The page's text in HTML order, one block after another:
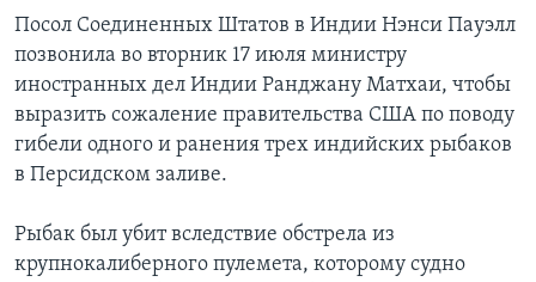
Посол Соединенных Штатов в Индии Нэнси Пауэлл
позвонила во вторник 17 июля министру
иностранных дел Индии Ранджану Матхаи, чтобы
выразить сожаление правительства США по поводу
гибели одного и ранения трех индийских рыбаков
в Персидском заливе.
Рыбак был убит вследствие обстрела из
крупнокалиберного пулемета, которому судно